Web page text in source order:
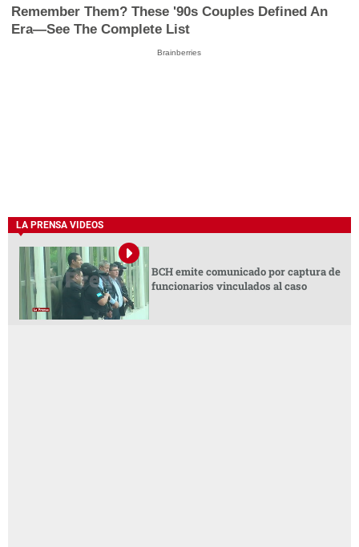
Remember Them? These '90s Couples Defined An
Era—See The Complete List
Brainberries
LA PRENSA VIDEOS
BCH emite comunicado por captura de
funcionarios vinculados al caso